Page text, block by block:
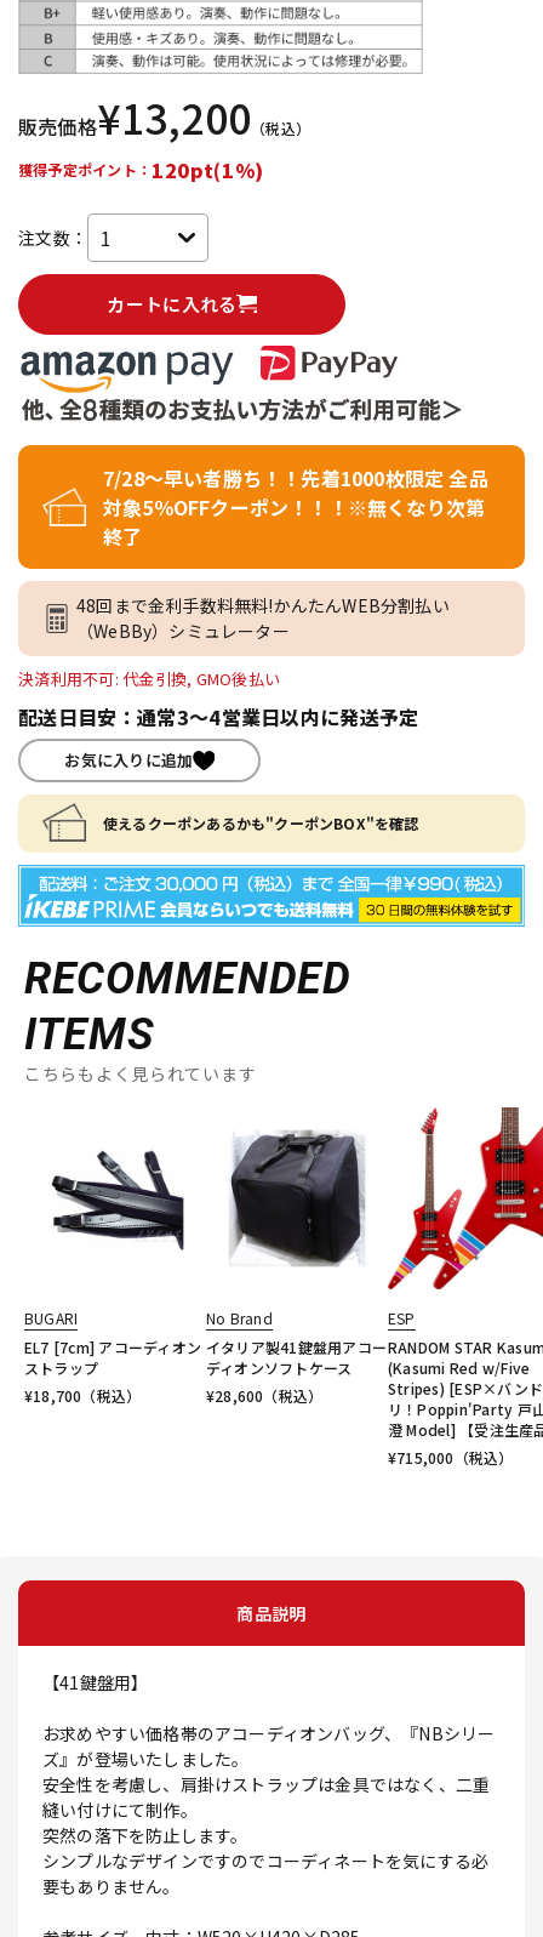
販売価格¥13,200 （税込）
獲得予定ポイント： 120pt(1%)
注文数：
カートに入れる
7/28～早い者勝ち！！先着1000枚限定 全品
対象5％OFFクーポン！！！※無くなり次第
終了
48回まで金利手数料無料!かんたんWEB分割払い
（WeBBy）シミュレーター
決済利用不可: 代金引換, GMO後払い
配送日目安：通常3～4営業日以内に発送予定
お気に入りに追加
使えるクーポンあるかも"クーポンBOX"を確認
RECOMMENDED
ITEMS
こちらもよく見られています
BUGARI
EL7 [7cm] アコーディオン
ストラップ
¥18,700 （税込）
No Brand
イタリア製41鍵盤用アコー
ディオンソフトケース
¥28,600 （税込）
ESP
RANDOM STAR
(Kasumi Red w/Five
Stripes) [ESP×バンド
リ！Poppin'Party 戸
澄 Model] 【受注生産
¥715,000 （税込）
商品説明
【41鍵盤用】
お求めやすい価格帯のアコーディオンバッグ、『NBシリー
ズ』が登場いたしました。
安全性を考慮し、肩掛けストラップは金具ではなく、二重
縫い付けにて制作。
突然の落下を防止します。
シンプルなデザインですのでコーディネートを気にする必
要もありません。